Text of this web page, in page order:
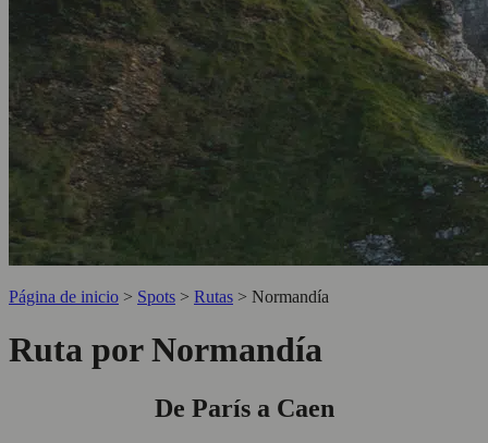
Página de inicio > Spots > Rutas > Normandía
Ruta por Normandía
De París a Caen